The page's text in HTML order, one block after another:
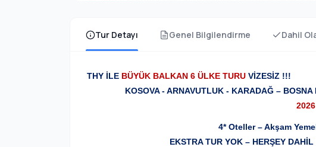
Tur Detayı Genel Bilgilendirme Dahil
THY İLE BÜYÜK BALKAN 6 ÜLKE TURU VİZESİZ !!!
KOSOVA - ARNAVUTLUK - KARADAĞ –
2026
4* Oteller – Akşam
EKSTRA TUR YOK – HERŞEY